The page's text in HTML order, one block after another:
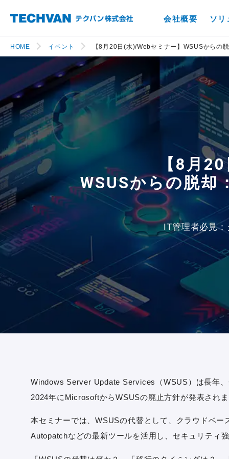
会社概要 ソリ
HOME イベント 【8月20日(水)/Webセミナー】WSUSからの
【8月
WSUSからの脱却
IT管理者必見
Windows Server Update Services（WSUS）は長年
2024年にMicrosoftからWSUSの廃止方針が発表され
本セミナーでは、WSUSの代替として、クラウドベ
Autopatchなどの最新ツールを活用し、セキュリティ